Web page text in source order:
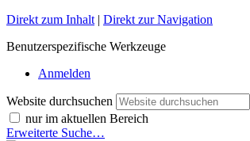
Direkt zum Inhalt | Direkt zur Navigation
Benutzerspezifische Werkzeuge
Anmelden
Website durchsuchen
nur im aktuellen Bereich
Erweiterte Suche…